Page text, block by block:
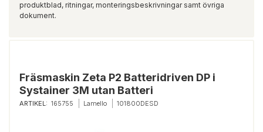
produktblad, ritningar, monteringsbeskrivningar samt övriga
dokument.
Fräsmaskin Zeta P2 Batteridriven DP i
Systainer 3M utan Batteri
ARTIKEL: 165755 Lamello 101800DESD